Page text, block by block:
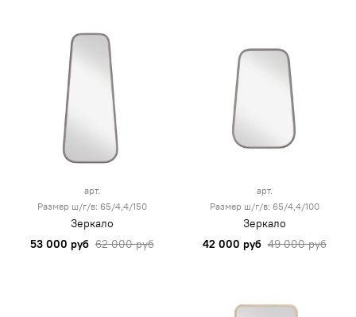
арт.
Размер ш/г/в: 65/4,4/150
Зеркало
53 000 руб 62 000 руб
арт.
Размер ш/г/в: 65/4,4/100
Зеркало
42 000 руб 49 000 руб